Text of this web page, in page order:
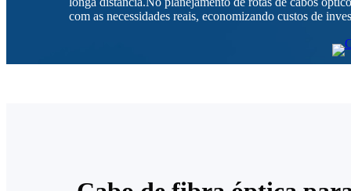
com as necessidades reais, economizando custos de